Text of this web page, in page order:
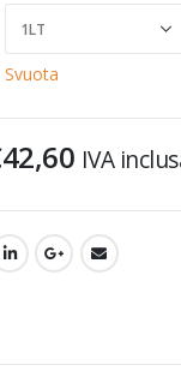
Svuota
42,60 IVA